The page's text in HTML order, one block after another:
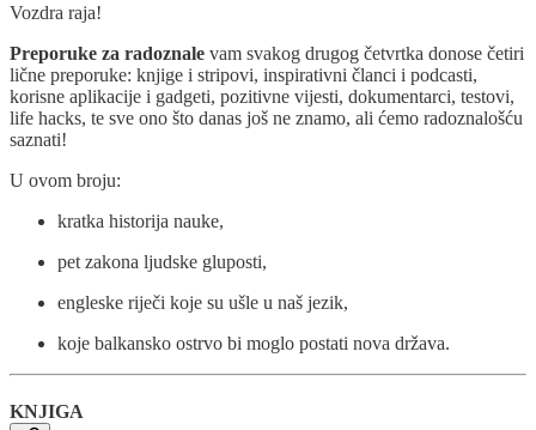
Vozdra raja!
Preporuke za radoznale vam svakog drugog četvrtka donose četiri
lične preporuke: knjige i stripovi, inspirativni članci i podcasti,
korisne aplikacije i gadgeti, pozitivne vijesti, dokumentarci, testovi,
life hacks, te sve ono što danas još ne znamo, ali ćemo radoznalošću
saznati!
U ovom broju:
kratka historija nauke,
pet zakona ljudske gluposti,
engleske riječi koje su ušle u naš jezik,
koje balkansko ostrvo bi moglo postati nova država.
KNJIGA